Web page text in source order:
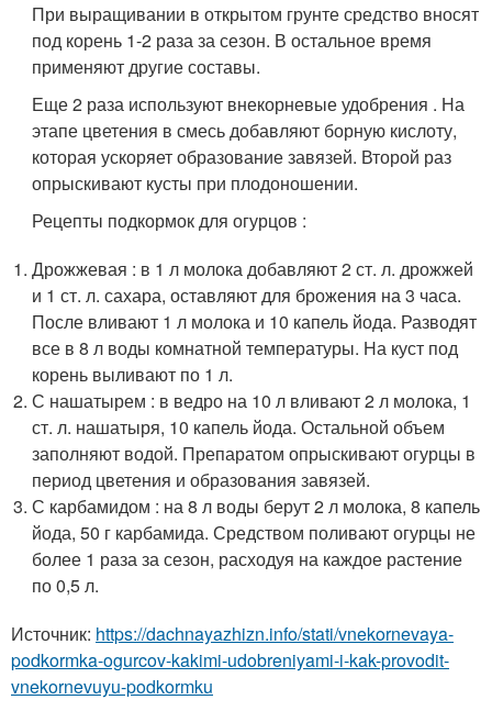
При выращивании в открытом грунте средство вносят
под корень 1-2 раза за сезон. В остальное время
применяют другие составы.
Еще 2 раза используют внекорневые удобрения . На
этапе цветения в смесь добавляют борную кислоту,
которая ускоряет образование завязей. Второй раз
опрыскивают кусты при плодоношении.
Рецепты подкормок для огурцов :
Дрожжевая : в 1 л молока добавляют 2 ст. л. дрожжей
и 1 ст. л. сахара, оставляют для брожения на 3 часа.
После вливают 1 л молока и 10 капель йода. Разводят
все в 8 л воды комнатной температуры. На куст под
корень выливают по 1 л.
С нашатырем : в ведро на 10 л вливают 2 л молока, 1
ст. л. нашатыря, 10 капель йода. Остальной объем
заполняют водой. Препаратом опрыскивают огурцы в
период цветения и образования завязей.
С карбамидом : на 8 л воды берут 2 л молока, 8 капель
йода, 50 г карбамида. Средством поливают огурцы не
более 1 раза за сезон, расходуя на каждое растение
по 0,5 л.
Источник: https://dachnayazhizn.info/stati/vnekornevaya-
podkormka-ogurcov-kakimi-udobreniyami-i-kak-provodit-
vnekornevuyu-podkormku